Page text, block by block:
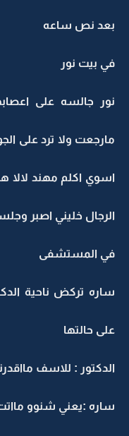
بعد نص ساعه
في بيت نور
نور جالسه على
مارجعت ولا ترد على
اسوي اكلم مهند لالا
الرجال خليني اصبر
في المستشفى
ساره تركض ناحية
على حالتها
الدكتور : للاسف
ساره :يعني شنوو